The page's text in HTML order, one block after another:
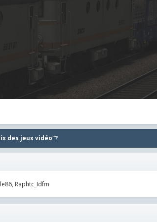
des jeux vidéo"?
Raphtc_Idfm